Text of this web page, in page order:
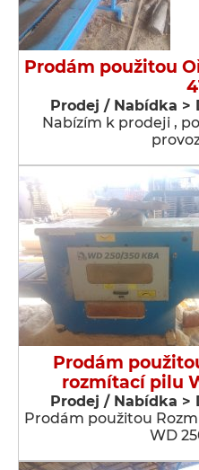
Prodám použitou
Prodej / Nabídka >
Nabízím k prodeji ,
Prodám
rozmítací pilu
Prodej / Nabídka >
Prodám použitou
WD